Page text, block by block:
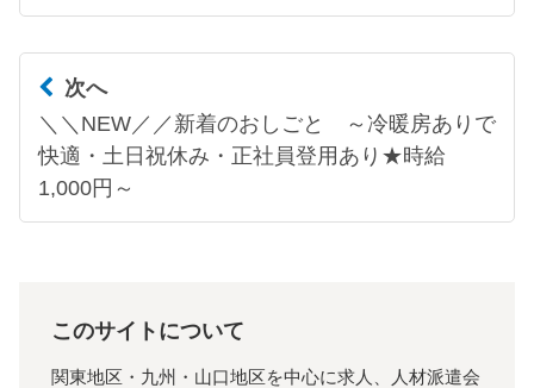
次へ
＼＼NEW／／新着のおしごと ～冷暖房ありで
快適・土日祝休み・正社員登用あり★時給
1,000円～
このサイトについて
関東地区・九州・山口地区を中心に求人、人材派遣会